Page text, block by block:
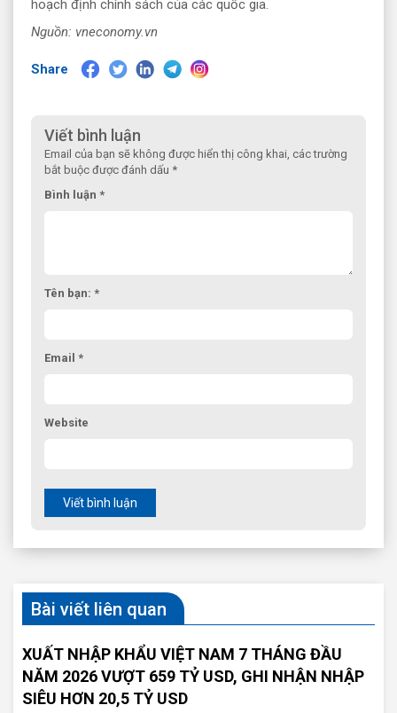
hoạch định chính sách của các quốc gia.
Nguồn: vneconomy.vn
Share
Viết bình luận
Email của bạn sẽ không được hiển thị công khai, các trường
bắt buộc được đánh dấu *
Bình luận *
Tên bạn: *
Email *
Website
Viết bình luận
Bài viết liên quan
XUẤT NHẬP KHẨU VIỆT NAM 7 THÁNG ĐẦU
NĂM 2026 VƯỢT 659 TỶ USD, GHI NHẬN NHẬP
SIÊU HƠN 20,5 TỶ USD